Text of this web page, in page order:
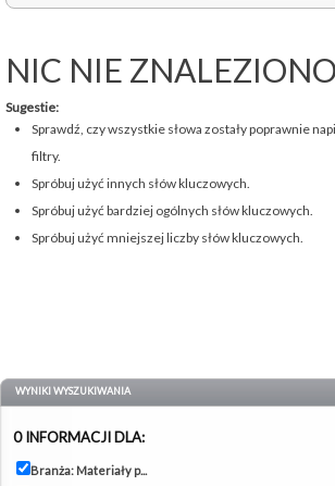
NIC NIE ZNALEZIONO
Sugestie:
Sprawdź, czy wszystkie słowa zostały poprawnie
filtry.
Spróbuj użyć innych słów kluczowych.
Spróbuj użyć bardziej ogólnych słów kluczowych.
Spróbuj użyć mniejszej liczby słów kluczowych.
WYNIKI WYSZUKIWANIA
0 INFORMACJI DLA:
Branża: Materiały p...